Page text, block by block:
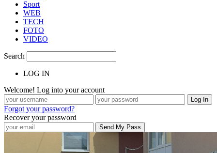
Sport
WEB
TECH
FOTO
VIDEO
Search
LOG IN
Welcome! Log into your account
Forgot your password?
Recover your password